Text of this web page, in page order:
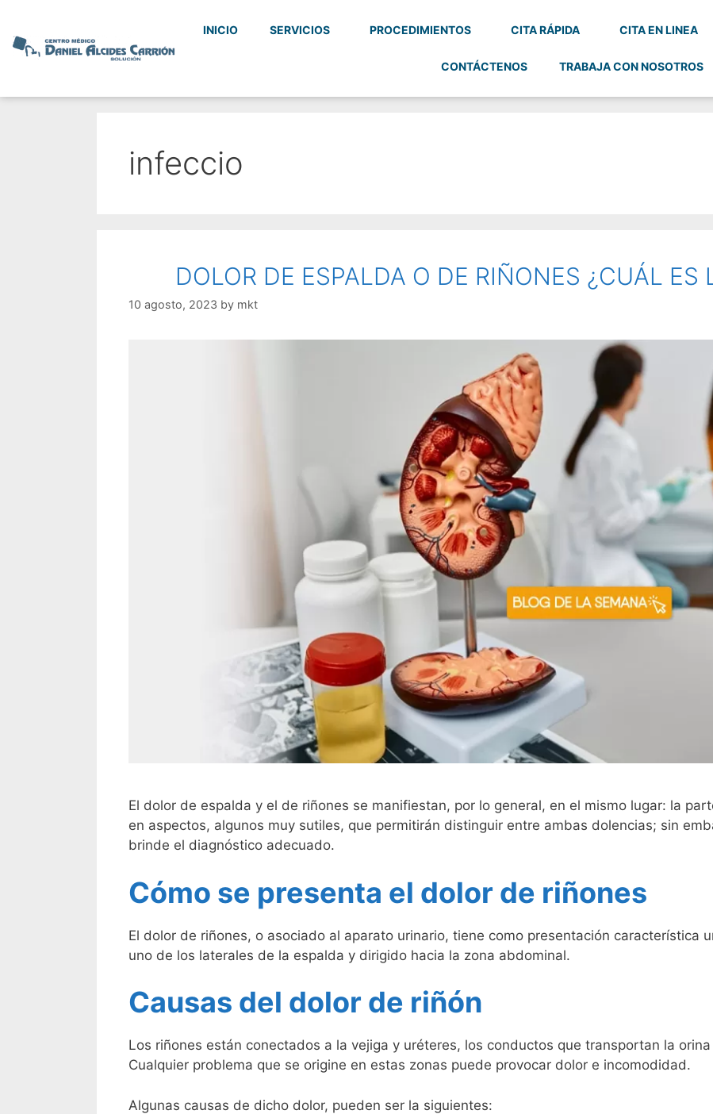
INICIO SERVICIOS PROCEDIMIENTOS CITA RÁPIDA CITA EN LINEA
CONTÁCTENOS TRABAJA CON NOSOTROS
infeccio
DOLOR DE ESPALDA O DE RIÑONES ¿CUÁL ES
10 agosto, 2023 by mkt
El dolor de espalda y el de riñones se manifiestan, por lo general, en el mismo lugar: la
en aspectos, algunos muy sutiles, que permitirán distinguir entre ambas dolencias; sin
brinde el diagnóstico adecuado.
Cómo se presenta el dolor de riñones
El dolor de riñones, o asociado al aparato urinario, tiene como presentación característica
uno de los laterales de la espalda y dirigido hacia la zona abdominal.
Causas del dolor de riñón
Los riñones están conectados a la vejiga y uréteres, los conductos que transportan la
Cualquier problema que se origine en estas zonas puede provocar dolor e incomodidad.
Algunas causas de dicho dolor, pueden ser la siguientes: